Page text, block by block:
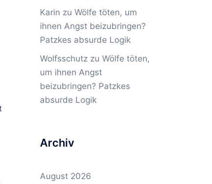
Karin zu Wölfe töten, um
ihnen Angst beizubringen?
Patzkes absurde Logik
Wolfsschutzzu Wölfe töten,
um ihnen Angst
beizubringen? Patzkes
absurde Logik
Archiv
August 2026